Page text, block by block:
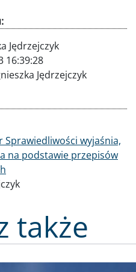
Jędrzejczyk
16:39:28
Jędrzejczyk
wyjaśnia,
na podstawie przepisów
także